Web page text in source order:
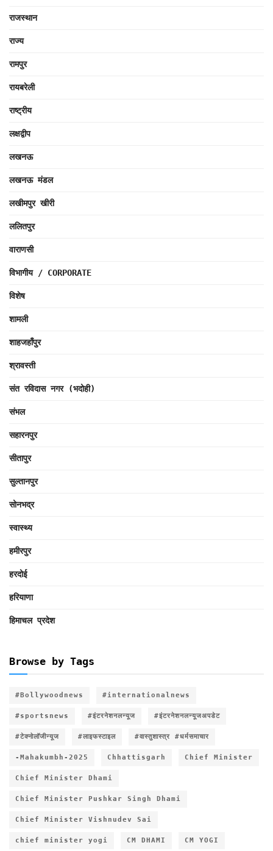
राजस्थान
राज्य
रामपुर
रायबरेली
राष्ट्रीय
लक्षद्वीप
लखनऊ
लखनऊ मंडल
लखीमपुर खीरी
ललितपुर
वाराणसी
विभागीय / CORPORATE
विशेष
शामली
शाहजहाँपुर
श्रावस्ती
संत रविदास नगर (भदोही)
संभल
सहारनपुर
सीतापुर
सुल्तानपुर
सोनभद्र
स्वास्थ्य
हमीरपुर
हरदोई
हरियाणा
हिमाचल प्रदेश
Browse by Tags
#Bollywoodnews #internationalnews
#sportsnews #इंटरनेशनलन्यूज #इंटरनेशनलन्यूजअपडेट
#टेक्नोलॉजीन्यूज #लाइफस्टाइल #वास्तुशास्त्र #धर्मसमाचार
-Mahakumbh-2025 Chhattisgarh Chief Minister
Chief Minister Dhami
Chief Minister Pushkar Singh Dhami
Chief Minister Vishnudev Sai
chief minister yogi CM DHAMI CM YOGI